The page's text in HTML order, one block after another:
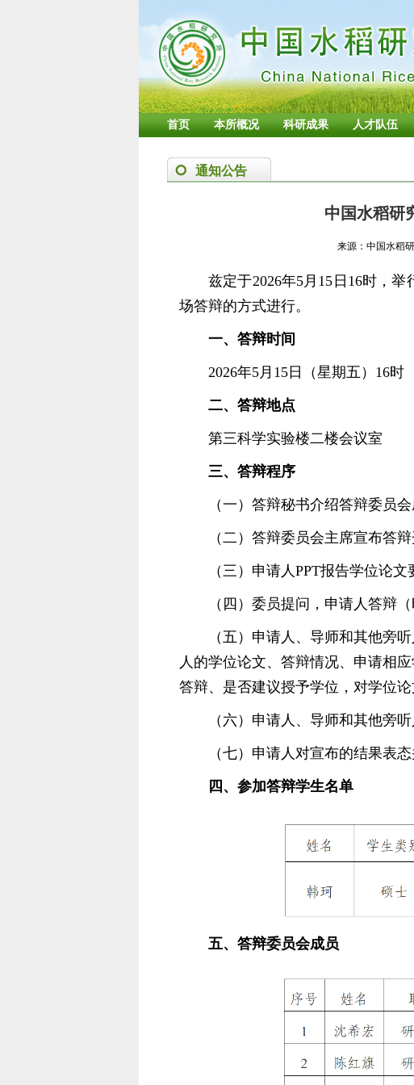
首页 本所概况 科研成果 人才队伍
通知公告
中国水稻研
来源：中国水稻
兹定于2026年5月15日16时，
场答辩的方式进行。
一、答辩时间
2026年5月15日（星期五）16时
二、答辩地点
第三科学实验楼二楼会议室
三、答辩程序
（一）答辩秘书介绍答辩委员会
（二）答辩委员会主席宣布答辩
（三）申请人PPT报告学位论
（四）委员提问，申请人答辩（
（五）申请人、导师和其他旁
人的学位论文、答辩情况、申请相
答辩、是否建议授予学位，对学位
（六）申请人、导师和其他旁
（七）申请人对宣布的结果表
四、参加答辩学生名单
五、答辩委员会成员